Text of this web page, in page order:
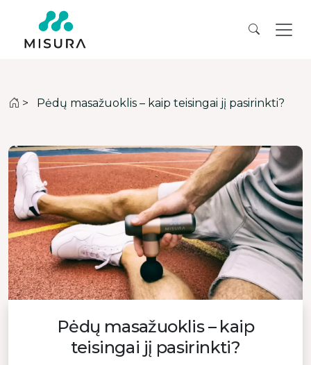
> Pėdų masažuoklis – kaip teisingai jį pasirinkti?
Pėdų masažuoklis – kaip
teisingai jį pasirinkti?